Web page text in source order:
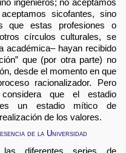
sicofantes, sino
que estas profesiones o
círculos culturales, se
académica– hayan recibido
que (por otra parte) no
desde el momento en que
racionalizador. Pero
que el estadio
un estadio mítico de
de los valores.
de la Universidad